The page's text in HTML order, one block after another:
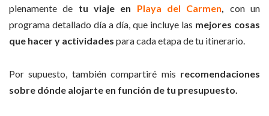
plenamente de tu viaje en Playa del Carmen, con un
programa detallado día a día, que incluye las mejores cosas
que hacer y actividades para cada etapa de tu itinerario.
Por supuesto, también compartiré mis recomendaciones
sobre dónde alojarte en función de tu presupuesto.